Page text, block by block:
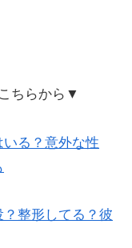
ちらから▼
いる？意外な性
整形してる？彼